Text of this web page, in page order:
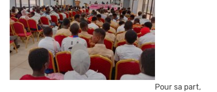
Pour sa part,